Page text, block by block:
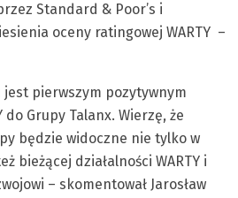
Standard & Poor’s i
oceny ratingowej WARTY –
pierwszym pozytywnym
do Grupy Talanx. Wierzę, że
będzie widoczne nie tylko w
bieżącej działalności WARTY i
– skomentował Jarosław